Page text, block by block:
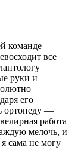
команде
все
руки и
его
ортопеду —
работа
мелочь, и
я сама не могу